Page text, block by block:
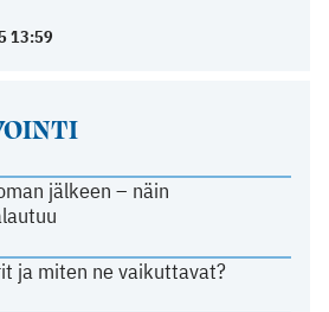
13:59
jälkeen – näin
ja miten ne vaikuttavat?